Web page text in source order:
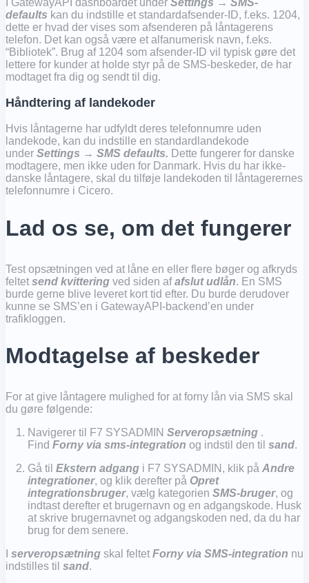
I GatewayAPI dashboardet under Settings → SMS-
defaults kan du indstille et standardafsender-ID, f.eks. 1204,
dette er hvad der vises som afsenderen på låntagerens
telefon. Det kan også være et alfanumerisk navn, f.eks.
“Bibliotek”. Brug af 1204 som afsender-ID vil typisk gøre det
lettere for kunder at holde styr på de SMS-beskeder, de har
modtaget fra dig og sendt til dig.
Håndtering af landekoder
Hvis låntagerne har udfyldt deres telefonnumre uden
landekode, kan du indstille en standardlandekode
under Settings → SMS defaults. Dette fungerer for danske
modtagere, men ikke uden for Danmark. Hvis du har ikke-
danske låntagere, skal du tilføje landekoden til låntagerernes
telefonnumre i Cicero.
Lad os se, om det fungerer
Test opsætningen ved at låne en eller flere bøger og afkryds
feltet send kvittering ved siden af ​​afslut udlån. En SMS
burde gerne blive leveret kort tid efter. Du burde derudover
kunne se SMS’en i GatewayAPI-backend’en under
trafikloggen.
Modtagelse af beskeder
For at give låntagere mulighed for at forny lån via SMS skal
du gøre følgende:
Navigerer til F7 SYSADMIN Serveropsætning .
Find Forny via sms-integration og indstil den til sand.
Gå til Ekstern adgang i F7 SYSADMIN, klik på Andre
integrationer, og klik derefter på Opret
integrationsbruger, vælg kategorien SMS-bruger, og
indtast derefter et brugernavn og en adgangskode. Husk
at skrive brugernavnet og adgangskoden ned, da du har
brug for dem senere.
serveropsætning skal feltetForny via SMS-integration nu
indstilles til sand.